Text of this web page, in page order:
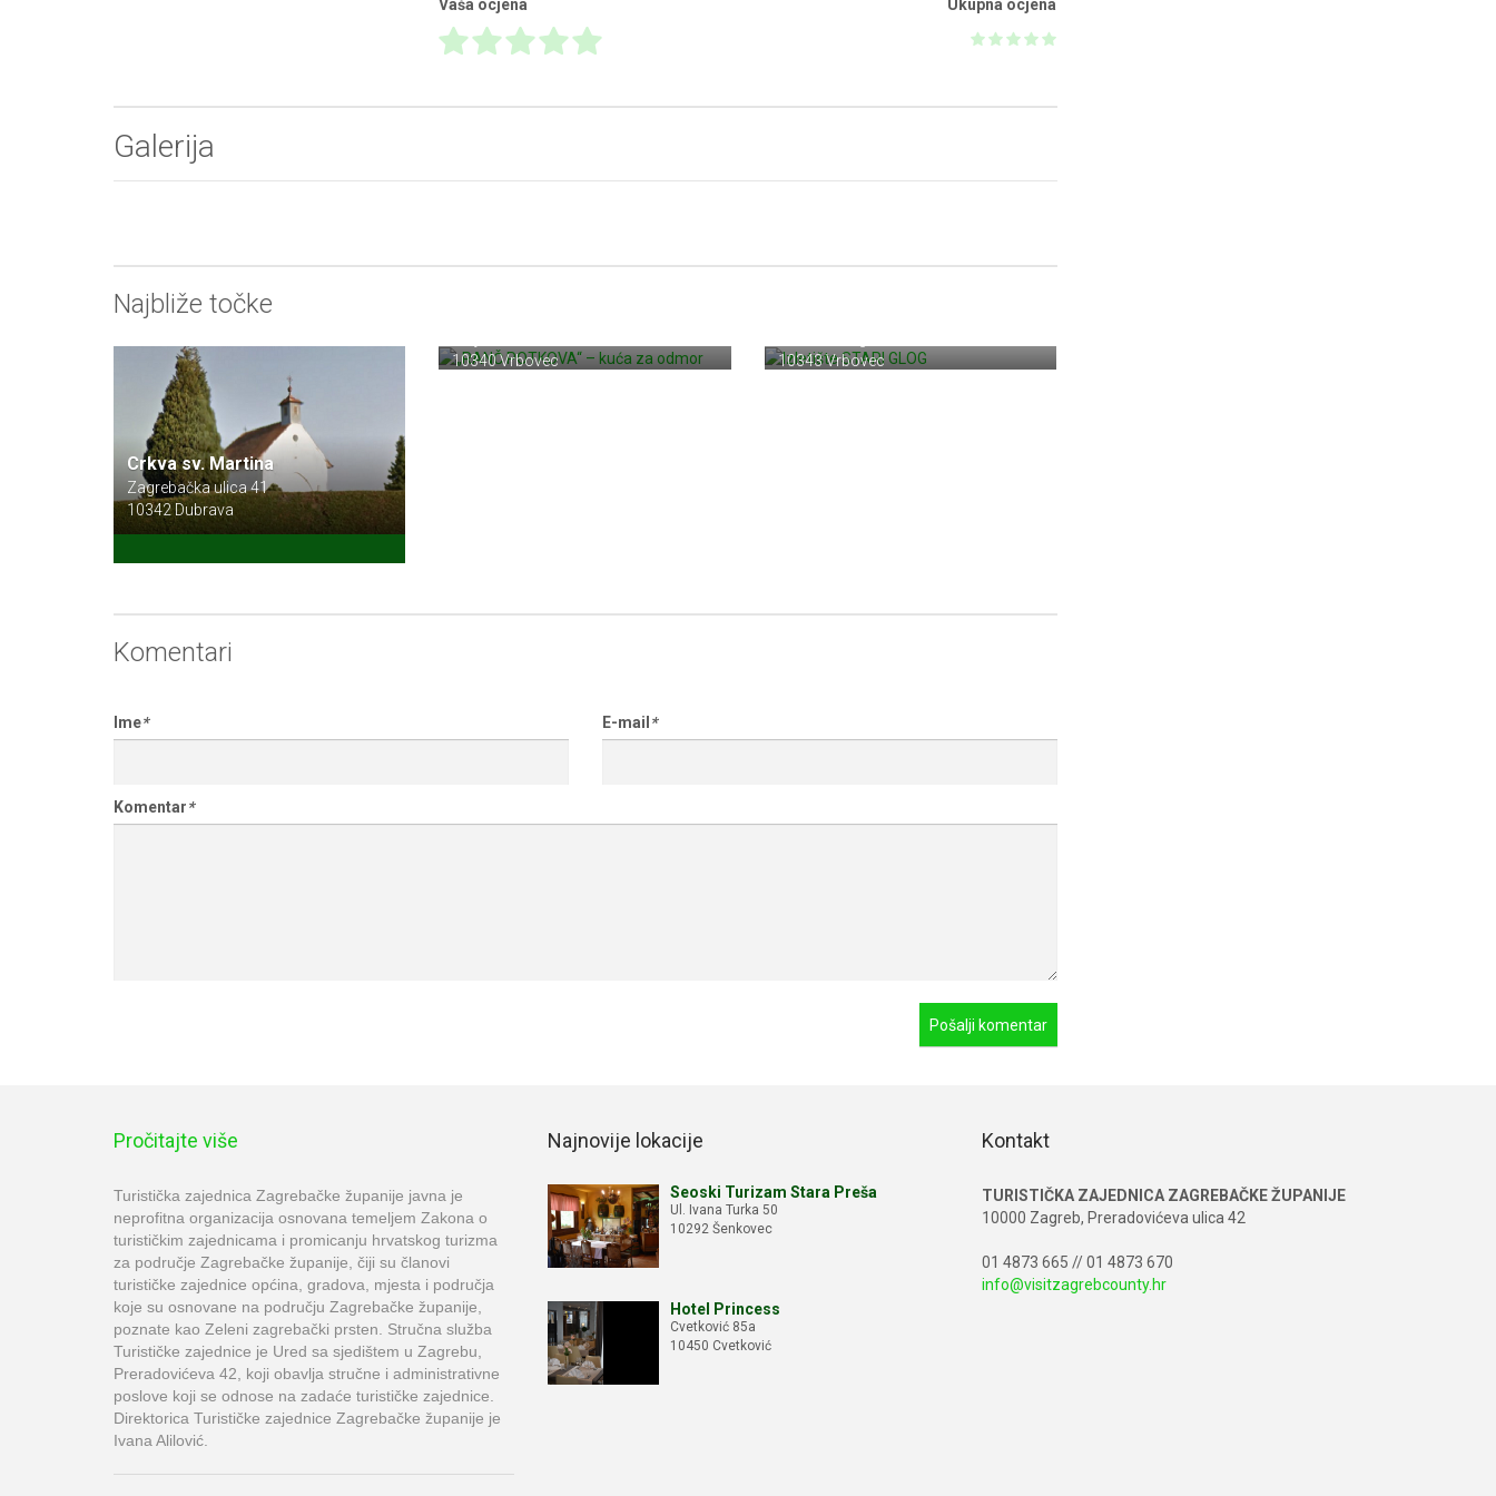
Vaša ocjena Ukupna ocjena
Galerija
Najbliže točke
Crkva sv. Martina
Zagrebačka ulica 41
10342 Dubrava
10340 Vrbovec
10343 Vrbovec
Komentari
Ime* E-mail *
Komentar*
Pročitajte više
Turistička zajednica Zagrebačke županije javna je
neprofitna organizacija osnovana temeljem Zakona o
turističkim zajednicama i promicanju hrvatskog turizma
za područje Zagrebačke županije, čiji su članovi
turističke zajednice općina, gradova, mjesta i područja
koje su osnovane na području Zagrebačke županije,
poznate kao Zeleni zagrebački prsten. Stručna služba
Turističke zajednice je Ured sa sjedištem u Zagrebu,
Preradovićeva 42, koji obavlja stručne i administrativne
poslove koji se odnose na zadaće turističke zajednice.
Direktorica Turističke zajednice Zagrebačke županije je
Ivana Alilović.
Najnovije lokacije
Seoski Turizam Stara Preša
Ul. Ivana Turka 50
10292 Šenkovec
Hotel Princess
Cvetković 85a
10450 Cvetković
Kontakt
TURISTIČKA ZAJEDNICA ZAGREBAČKE ŽUPANIJE
10000 Zagreb, Preradovićeva ulica 42
01 4873 665 // 01 4873 670
info@visitzagrebcounty.hr